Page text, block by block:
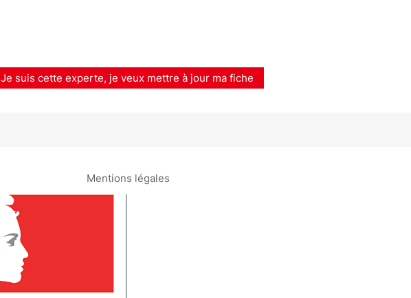
Je suis cette experte, je veux mettre à jour ma fiche
Mentions légales